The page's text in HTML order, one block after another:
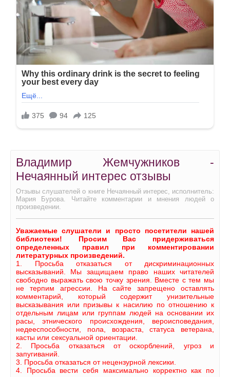
Владимир Жемчужников -
Нечаянный интерес отзывы
Отзывы слушателей о книге Нечаянный интерес, исполнитель:
Мария Бурова. Читайте комментарии и мнения людей о
произведении.
Уважаемые слушатели и просто посетители нашей
библиотеки! Просим Вас придерживаться
определенных правил при комментировании
литературных произведений.
1. Просьба отказаться от дискриминационных
высказываний. Мы защищаем право наших читателей
свободно выражать свою точку зрения. Вместе с тем мы
не терпим агрессии. На сайте запрещено оставлять
комментарий, который содержит унизительные
высказывания или призывы к насилию по отношению к
отдельным лицам или группам людей на основании их
расы, этнического происхождения, вероисповедания,
недееспособности, пола, возраста, статуса ветерана,
касты или сексуальной ориентации.
2. Просьба отказаться от оскорблений, угроз и
запугиваний.
3. Просьба отказаться от нецензурной лексики.
4. Просьба вести себя максимально корректно как по